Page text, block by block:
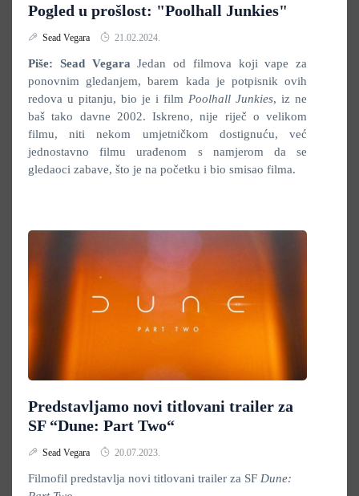
Pogled u prošlost: "Poolhall Junkies"
Sead Vegara 21.02.2024.
Piše: Sead Vegara Jedan od filmova koji vape za
ponovnim gledanjem, barem kada je potpisnik ovih
redova u pitanju, bio je i film Poolhall Junkies, iz ne
baš tako davne 2002. Iskreno, nije riječ o velikom
filmu, niti nekom umjetničkom dostignuću, već
jednostavno filmu urađenom s namjerom da se
gledaoci zabave, što je na početku i bio smisao filma.
Predstavljamo novi titlovani trailer za
SF “Dune: Part Two“
Sead Vegara 20.07.2023.
Filmofil predstavlja novi titlovani trailer za SF Dune: